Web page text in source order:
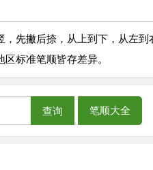
，先撇后捺，从上到下，从左
标准笔顺皆存差异。
查询 笔顺大全